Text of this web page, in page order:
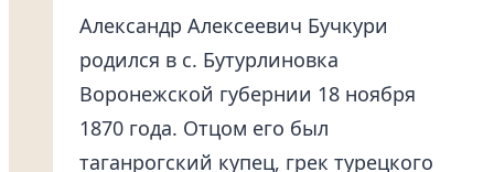
Александр Алексеевич Бучкури
родился в c. Бутурлиновка
Воронежской губернии 18 ноября
1870 года. Отцом его был
таганрогский купец, грек турецкого